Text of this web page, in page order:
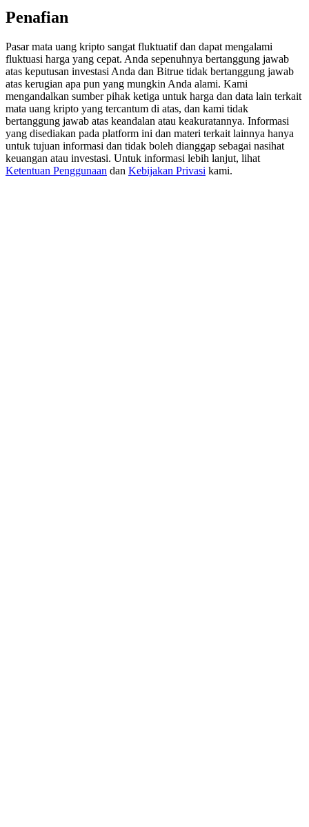
Register & Trade to Win 500,000 USDT
Precious Metals Trading Carnival
Trade Gold & Silver · 33,333 USDT Bonus
USDT New User Exclusive 10% APR
Penafian
Pasar mata uang kripto sangat fluktuatif dan dapat mengalami
fluktuasi harga yang cepat. Anda sepenuhnya bertanggung jawab
atas keputusan investasi Anda dan Bitrue tidak bertanggung jawab
atas kerugian apa pun yang mungkin Anda alami. Kami
mengandalkan sumber pihak ketiga untuk harga dan data lain terkait
mata uang kripto yang tercantum di atas, dan kami tidak
bertanggung jawab atas keandalan atau keakuratannya. Informasi
yang disediakan pada platform ini dan materi terkait lainnya hanya
untuk tujuan informasi dan tidak boleh dianggap sebagai nasihat
keuangan atau investasi. Untuk informasi lebih lanjut, lihat
Ketentuan Penggunaan dan Kebijakan Privasi kami.